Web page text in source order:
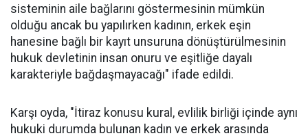
sisteminin aile bağlarını göstermesinin mümkün
olduğu ancak bu yapılırken kadının, erkek eşin
hanesine bağlı bir kayıt unsuruna dönüştürülmesinin
hukuk devletinin insan onuru ve eşitliğe dayalı
karakteriyle bağdaşmayacağı" ifade edildi.
Karşı oyda, "İtiraz konusu kural, evlilik birliği içinde aynı
hukuki durumda bulunan kadın ve erkek arasında